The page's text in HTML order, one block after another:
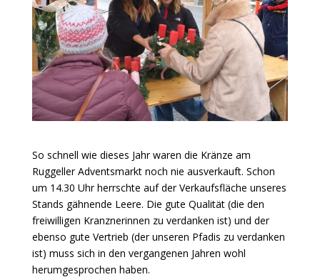
So schnell wie dieses Jahr waren die Kränze am
Ruggeller Adventsmarkt noch nie ausverkauft. Schon
um 14.30 Uhr herrschte auf der Verkaufsfläche unseres
Stands gähnende Leere. Die gute Qualität (die den
freiwilligen Kranznerinnen zu verdanken ist) und der
ebenso gute Vertrieb (der unseren Pfadis zu verdanken
ist) muss sich in den vergangenen Jahren wohl
herumgesprochen haben.